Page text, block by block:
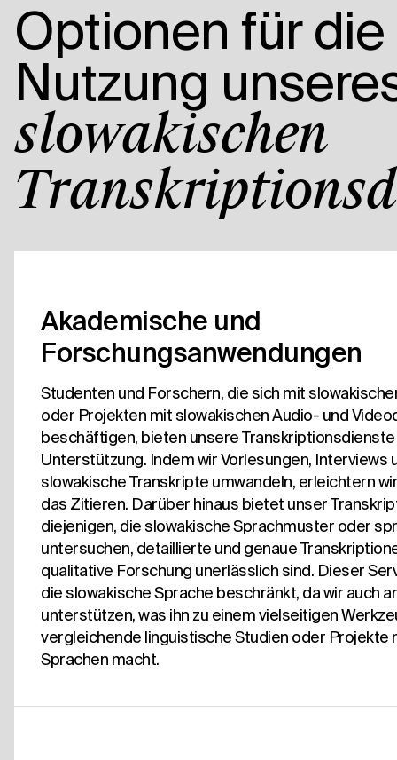
Optionen für die
Nutzung
slowakischen
Akademische und
Forschungsanwendungen
Studenten und Forschern, die sich mit
oder Projekten mit slowakischen Audio- und
beschäftigen, bieten unsere
Unterstützung. Indem wir Vorlesungen, Interviews
slowakische Transkripte umwandeln, erleichtern
das Zitieren. Darüber hinaus bietet unser
diejenigen, die slowakische Sprachmuster oder
untersuchen, detaillierte und genaue
qualitative Forschung unerlässlich sind. Dieser
die slowakische Sprache beschränkt, da wir auch
unterstützen, was ihn zu einem vielseitigen
vergleichende linguistische Studien oder Projekte
Sprachen macht.